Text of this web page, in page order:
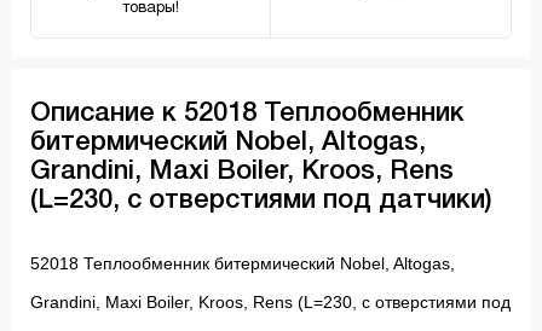
товары!
Описание к 52018 Теплообменник
битермический Nobel, Altogas,
Grandini, Maxi Boiler, Kroos, Rens
(L=230, с отверстиями под датчики)
52018 Теплообменник битермический Nobel, Altogas,
Grandini, Maxi Boiler, Kroos, Rens (L=230, с отверстиями под